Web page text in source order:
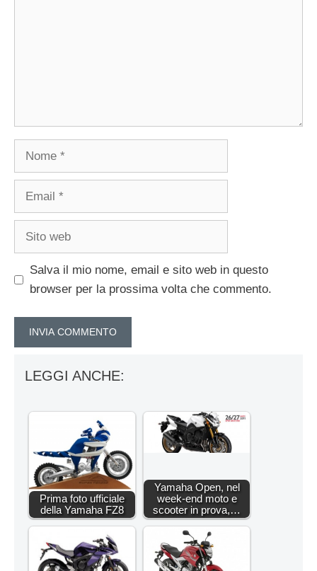
Nome
Email
Sito
Salva il mio nome, email e sito web in questo
browser per la prossima volta che commento.
LEGGI ANCHE:
Prima foto ufficiale
della Yamaha FZ8
Yamaha Open, nel
week-end moto e
scooter in prova,…